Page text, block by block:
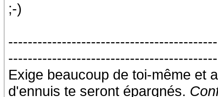
;-)
Exige beaucoup de toi-même et
d'ennuis te seront épargnés.